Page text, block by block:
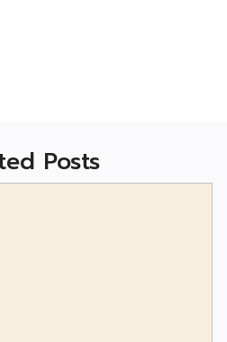
Posts